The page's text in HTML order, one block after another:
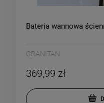
Bateria wannowa
GRANITAN
369,99 zł